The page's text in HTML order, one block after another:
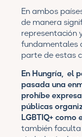
En ambos
de manera
representación
fundamentales
parte de estas
En Hungría, el
pasada una
prohíbe
públicas
LGBTIQ+
también